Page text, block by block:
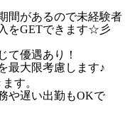
間があるので未経験者
をGETできます☆彡
て優遇あり！
最大限考慮します♪
す。
や遅い出勤もOKで